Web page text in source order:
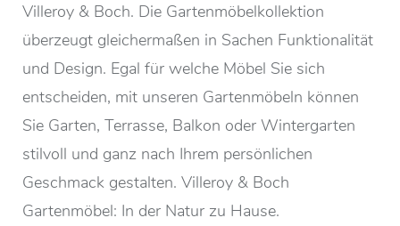
Villeroy & Boch. Die Gartenmöbelkollektion
überzeugt gleichermaßen in Sachen Funktionalität
und Design. Egal für welche Möbel Sie sich
entscheiden, mit unseren Gartenmöbeln können
Sie Garten, Terrasse, Balkon oder Wintergarten
stilvoll und ganz nach Ihrem persönlichen
Geschmack gestalten. Villeroy & Boch
Gartenmöbel: In der Natur zu Hause.